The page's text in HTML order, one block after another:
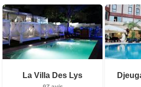
La Villa Des Lys
Petit-déjeuner inclus